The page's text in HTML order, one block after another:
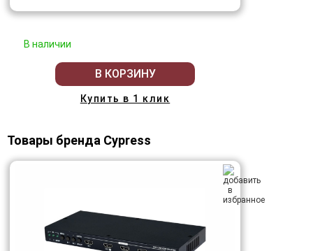
В наличии
В КОРЗИНУ
Купить в 1 клик
Товары бренда Cypress